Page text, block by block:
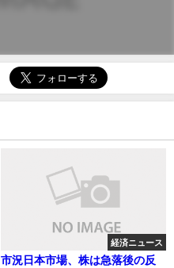
経済ニュース
市況日本市場、株は急落後の反